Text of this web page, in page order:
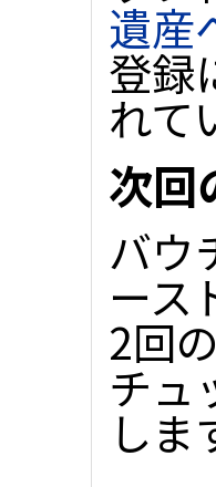
遺産
登録
れて
次回
バウ
ース
2回
チュ
し